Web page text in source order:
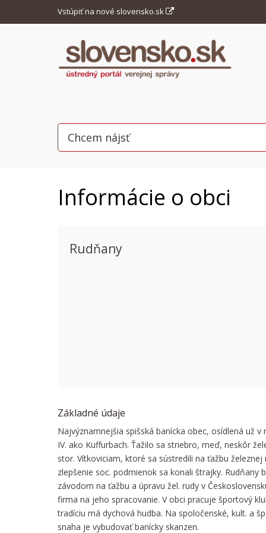
Vstúpiť na nové slovensko.sk
Informácie o obci
Rudňany
Základné údaje
Najvýznamnejšia spišská banícka obec, osídlená už
IV. ako Kuffurbach. Ťažilo sa striebro, meď, neskôr
stor. Vítkoviciam, ktoré sa sústredili na ťažbu
zlepšenie soc. podmienok sa konali štrajky.
závodom na ťažbu a úpravu žel. rudy v
firma na jeho spracovanie. V obci pracuje športový
tradíciu má dychová hudba. Na spoločenské, kult. a
snaha je vybudovať banícky skanzen.